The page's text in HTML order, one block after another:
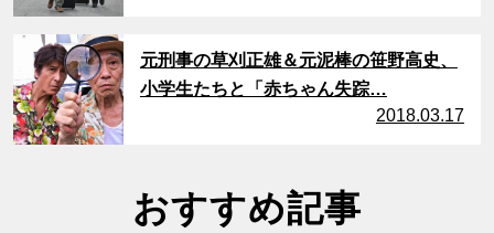
サムネイル
元刑事の草刈正雄＆元泥棒の笹野高史、
小学生たちと「赤ちゃん失踪…
2018.03.17
おすすめ記事